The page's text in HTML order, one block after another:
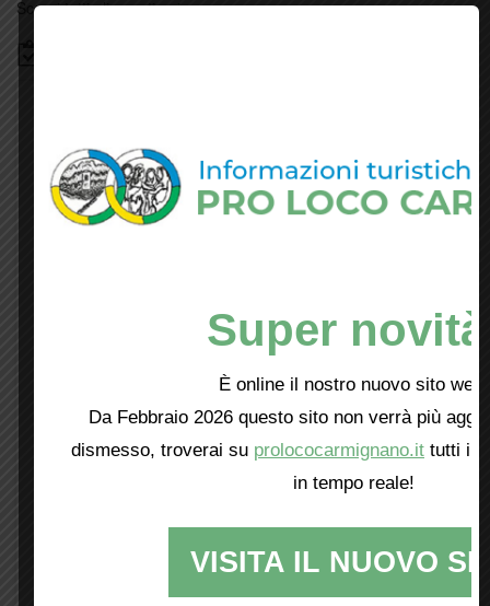
Scopri tutti gli eventiqui
Super
È online il nostro nuovo sito web!
Da Febbraio 2026 questo sito non verrà più
dismesso, troverai su prolococarmignano.it tutti i
in tempo reale!
VISITA IL NUOVO